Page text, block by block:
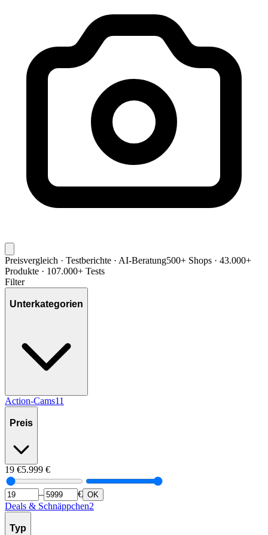
Preisvergleich · Testberichte · AI-Beratung500+ Shops · 43.000+
Produkte · 107.000+ Tests
Filter
Unterkategorien
Action-Cams11
Preis
19 €5.999 €
– € OK
Deals & Schnäppchen2
Typ